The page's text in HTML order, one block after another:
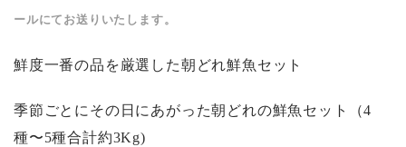
ールにてお送りいたします。
鮮度一番の品を厳選した朝どれ鮮魚セット
季節ごとにその日にあがった朝どれの鮮魚セット（4
種〜5種合計約3Kg)